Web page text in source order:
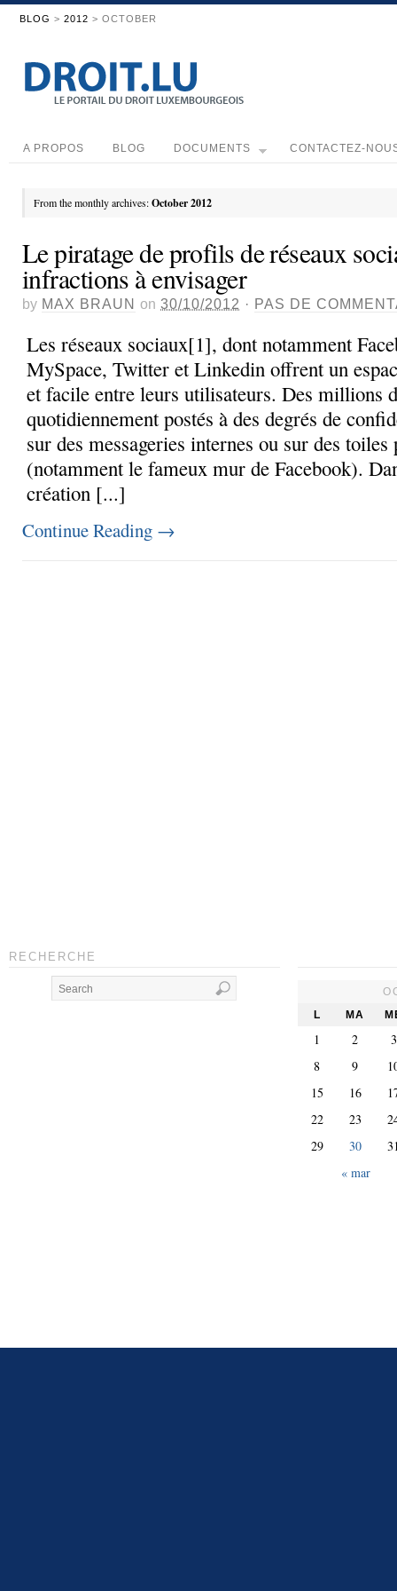
BLOG > 2012 > OCTOBER
A PROPOS BLOG DOCUMENTS CONTACTEZ-
From the monthly archives:October 2012
Le piratage de profils de réseaux
infractions à envisager
by MAX BRAUN on 30/10/2012 · PAS DE
Les réseaux sociaux[1], dont notamment
MySpace, Twitter et Linkedin offrent un
et facile entre leurs utilisateurs. Des millions
quotidiennement postés à des degrés de
sur des messageries internes ou sur des toiles
(notamment le fameux mur de Facebook).
création [...]
Continue Reading →
RECHERCHE
L
MA
« mar
1 2
3
8
9
15
16
22
23
29
30